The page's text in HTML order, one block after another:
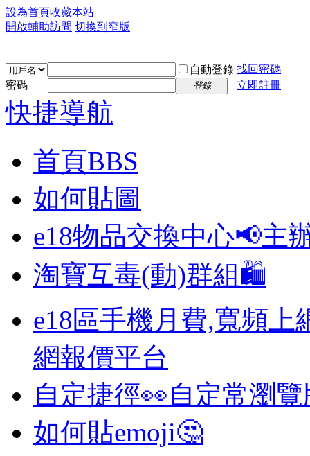
設為首頁收藏本站
開啟輔助訪問 切換到窄版
自動登錄 找回密碼
密碼
登錄 立即註冊
快捷導航
首頁BBS
如何貼圖
e18物品交換中心📢主
淘寶互毒(動)群組🛍️
e18區手機月費,寬頻上
網報價平台
自定捷徑👀自定常瀏
如何貼emoji🤔